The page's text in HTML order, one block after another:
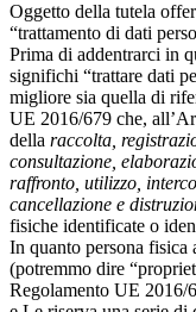
Oggetto della tutela
“trattamento di dati
Prima di addentrarci in
significhi “trattare dati
migliore sia quella di
UE 2016/679 che,
della raccolta,
consultazione,
raffronto, utilizzo,
cancellazione e
fisiche identificate o
In quanto persona
(potremmo dire
Regolamento UE 2016/